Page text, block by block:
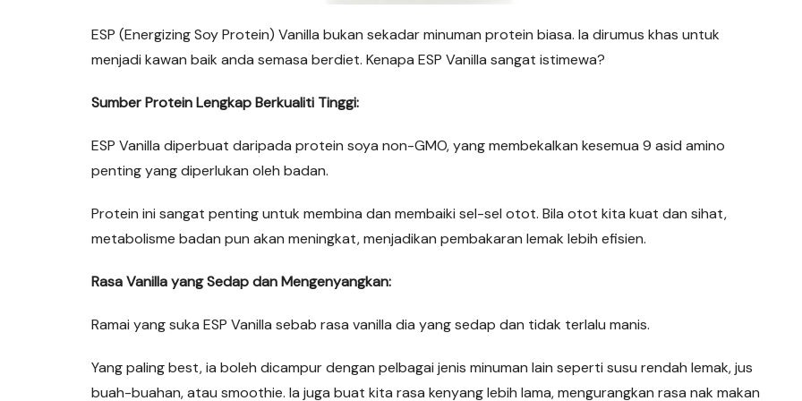
ESP (Energizing Soy Protein) Vanilla bukan sekadar minuman protein biasa. Ia dirumus khas untuk
menjadi kawan baik anda semasa berdiet. Kenapa ESP Vanilla sangat istimewa?
Sumber Protein Lengkap Berkualiti Tinggi:
ESP Vanilla diperbuat daripada protein soya non-GMO, yang membekalkan kesemua 9 asid amino
penting yang diperlukan oleh badan.
Protein ini sangat penting untuk membina dan membaiki sel-sel otot. Bila otot kita kuat dan sihat,
metabolisme badan pun akan meningkat, menjadikan pembakaran lemak lebih efisien.
Rasa Vanilla yang Sedap dan Mengenyangkan:
Ramai yang suka ESP Vanilla sebab rasa vanilla dia yang sedap dan tidak terlalu manis.
Yang paling best, ia boleh dicampur dengan pelbagai jenis minuman lain seperti susu rendah lemak, jus
buah-buahan, atau smoothie. Ia juga buat kita rasa kenyang lebih lama, mengurangkan rasa nak makan